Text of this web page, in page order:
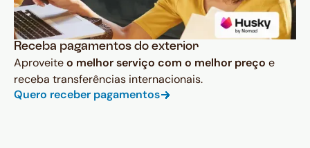
Receba pagamentos do exterior
Aproveiteo melhor serviço com o melhor preço e
receba transferências internacionais.
Quero receber pagamentos